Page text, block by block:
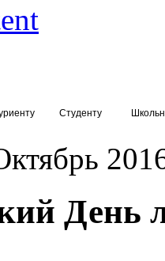
Студенту
День